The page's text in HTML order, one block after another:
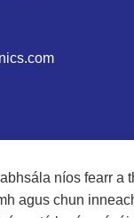
níos fearr a
agus chun